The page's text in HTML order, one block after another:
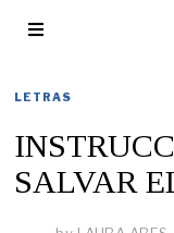
LETRAS
SALVAR